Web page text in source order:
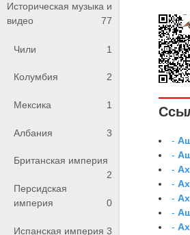
Историческая музыка и
видео
77
Чили 1
Колумбия 2
Мексика 1
Албания 3
Британская империя
2
Персидская
империя
0
Испанская империя 3
-
-
-
-
-
-
-